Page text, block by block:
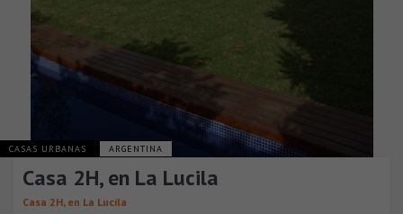
CASAS URBANAS ARGENTINA
Casa 2H, en La Lucila
Casa 2H, en La Lucila